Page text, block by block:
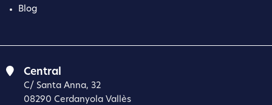
Blog
Central
C/ Santa Anna, 32
08290 Cerdanyola Vallès